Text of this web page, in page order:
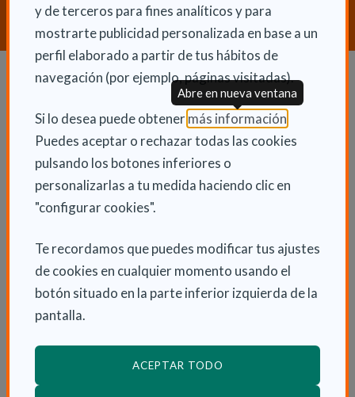
y de terceros para fines analíticos y para
mostrarte publicidad personalizada en base a un
perfil elaborado a partir de tus hábitos de
navegación (por ejemplo, páginas visitadas).
Si lo desea puede obtener más información
Puedes aceptar o rechazar todas las cookies
pulsando los botones inferiores o
personalizarlas a tu medida haciendo clic en
"configurar cookies".
Te recordamos que puedes modificar tus ajustes
de cookies en cualquier momento usando el
botón situado en la parte inferior izquierda de la
pantalla.
ACEPTAR TODO
Abre en nueva ventana
CONTACTA CON NOSOTROS
Dependencia y autonomía
Dependencia en las CCAA
Trámites
La Ley de dependencia
Ayudas económicas
Autonomía
Cuidadores
Tipos de discapacidad